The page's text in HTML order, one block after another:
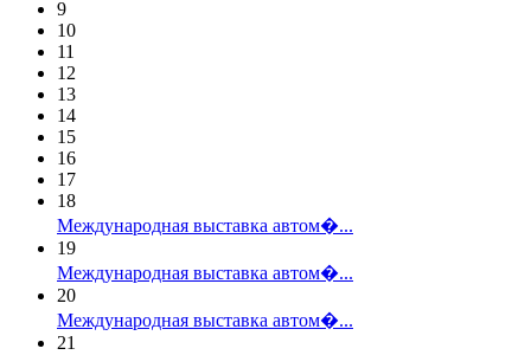
9
10
11
12
13
14
15
16
17
18
Международная выставка автом�...
19
Международная выставка автом�...
20
Международная выставка автом�...
21